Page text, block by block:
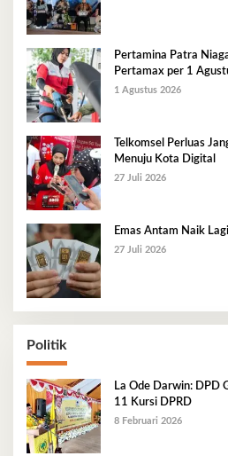
Pertamina Patra
Pertamax per 1
1 Agustus 2026
Telkomsel Perluas
Menuju Kota Digital
27 Juli 2026
Emas Antam Naik
27 Juli 2026
Politik
La Ode Darwin: DPD
11 Kursi DPRD
8 Februari 2026